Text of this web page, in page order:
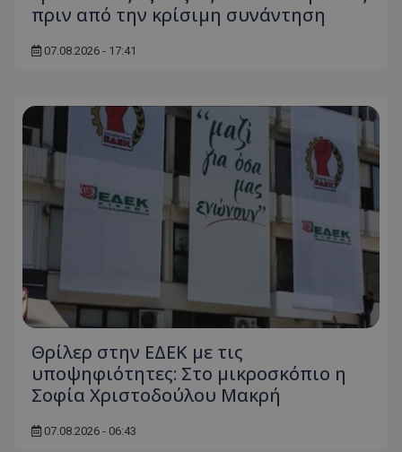
πριν από την κρίσιμη συνάντηση
07.08.2026 - 17:41
Θρίλερ στην ΕΔΕΚ με τις
υποψηφιότητες: Στο μικροσκόπιο η
Σοφία Χριστοδούλου Μακρή
07.08.2026 - 06:43